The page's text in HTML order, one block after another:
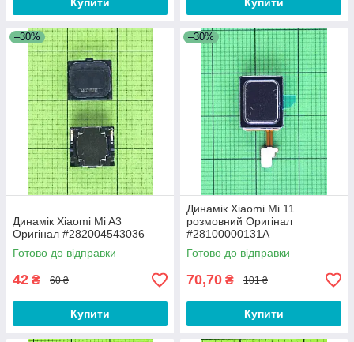
–30%
Динамік Xiaomi Mi A3
Оригінал #282004543036
Готово до відправки
42 ₴ 60 ₴
Купити
–30%
Динамік Xiaomi Mi 11
розмовний Оригінал
#28100000131A
Готово до відправки
70,70 ₴ 101 ₴
Купити